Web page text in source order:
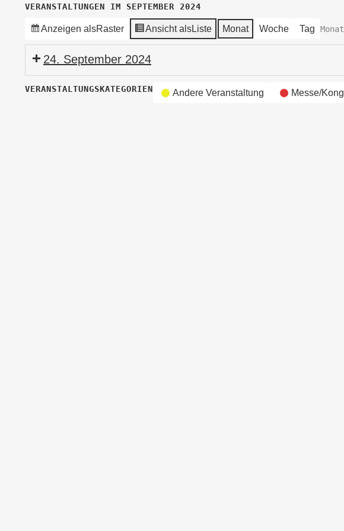
VERANSTALTUNGEN IM SEPTEMBER 2024
Anzeigen alsRaster Ansicht alsListe Monat Woche Tag Monat
24. September 2024
und
VERANSTALTUNGSKATEGORIEN Andere Veranstaltung Messe/